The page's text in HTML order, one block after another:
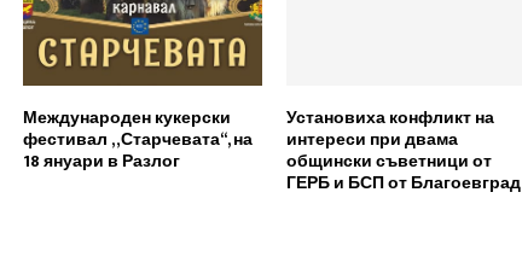
Международен кукерски
фестивал „Старчевата“, на
18 януари в Разлог
Установиха конфликт на
интереси при двама
общински съветници от
ГЕРБ и БСП от Благоевград